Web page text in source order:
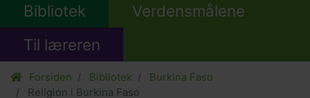
Bibliotek
Verdensmålene
Til læreren
Forsiden Bibliotek
Burkina Faso
Religion i Burkina Faso